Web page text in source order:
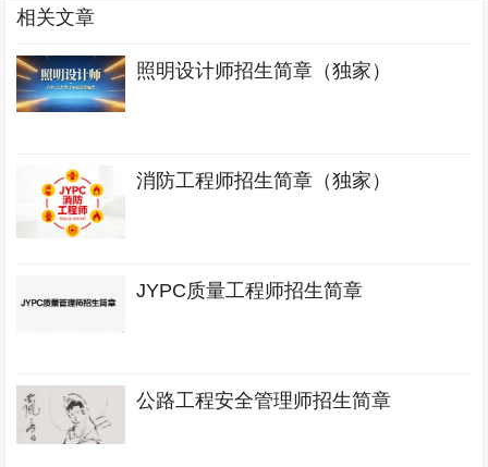
相关文章
照明设计师招生简章（独家）
消防工程师招生简章（独家）
JYPC质量工程师招生简章
公路工程安全管理师招生简章